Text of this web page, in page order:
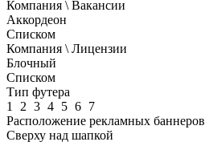
Компания \ Вакансии
Аккордеон
Списком
Компания \ Лицензии
Блочный
Списком
Тип футера
1
2 3 4 5 6 7
Расположение рекламных баннеров
Сверху над шапкой